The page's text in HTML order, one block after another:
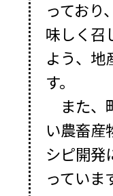
っており
味しく召
よう、地
す。
また、
い農畜産
シピ開発
っていま